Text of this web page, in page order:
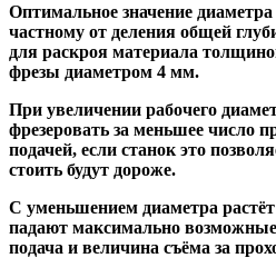
Оптимальное значение
частному от деления общей
для раскроя материала
фрезы диаметром 4 мм.
При увеличении рабочего
фрезеровать за меньшее число
подачей, если станок это
стоить будут дороже.
С уменьшением диаметра
падают максимально
подача и величина съёма за